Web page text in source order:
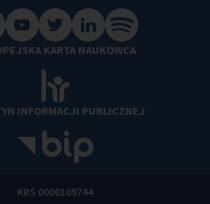
KARTA NAUKOWCA
INFORMACJI PUBLICZNEJ
KRS 0000109744